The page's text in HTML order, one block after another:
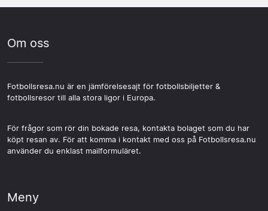
Om oss
Fotbollsresa.nu är en jämförelsesajt för fotbollsbiljetter &
fotbollsresor till alla stora ligor i Europa.
För frågor som rör din bokade resa, kontakta bolaget som du har
köpt resan av. För att komma i kontakt med oss på Fotbollsresa.nu
använder du enklast mailformuläret.
Meny